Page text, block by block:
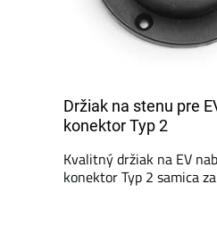
Držiak na stenu pre
konektor Typ 2
Kvalitný držiak na EV
konektor Typ 2 samica